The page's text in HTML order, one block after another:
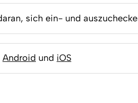
sich ein- und
Android und iOS